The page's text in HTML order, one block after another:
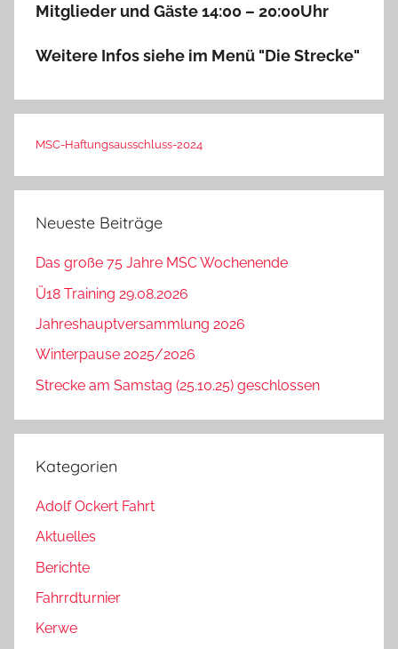
Mitglieder und Gäste 14:00 – 20:00Uhr
Weitere Infos siehe im Menü "Die Strecke"
MSC-Haftungsausschluss-2024
Neueste Beiträge
Das große 75 Jahre MSC Wochenende
Ü18 Training 29.08.2026
Jahreshauptversammlung 2026
Winterpause 2025/2026
Strecke am Samstag (25.10.25) geschlossen
Kategorien
Adolf Ockert Fahrt
Aktuelles
Berichte
Fahrrdturnier
Kerwe